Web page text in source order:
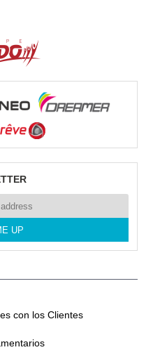
con los Clientes